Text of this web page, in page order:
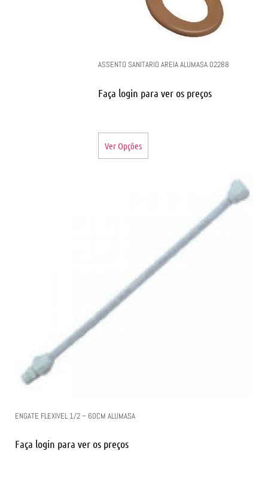
ASSENTO SANITARIO AREIA ALUMASA 02288
Faça login para ver os preços
Ver Opções
ENGATE FLEXIVEL 1/2 – 60CM ALUMASA
Faça login para ver os preços